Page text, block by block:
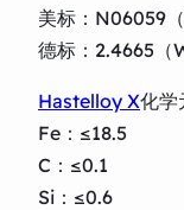
美标：N06059（
德标：2.4665（
Hastelloy X化学
Fe：≤18.5
C：≤0.1
Si：≤0.6